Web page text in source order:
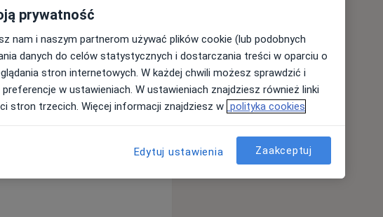
prywatność
nam i naszym partnerom używać plików cookie (lub podobnych
danych do celów statystycznych i dostarczania treści w oparciu o
stron internetowych. W każdej chwili możesz sprawdzić i
w ustawieniach. W ustawieniach znajdziesz również linki
stron trzecich. Więcej informacji znajdziesz w polityka cookies
Edytuj ustawienia Zaakceptuj